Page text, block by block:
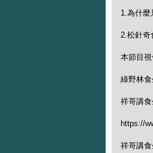
1.為什
2.松針奇
本節目
綠野林食
祥哥講
https://
祥哥講